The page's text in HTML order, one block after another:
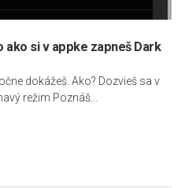
ako si v appke zapneš Dark
dokážeš. Ako? Dozvieš sa v
režim Poznáš...